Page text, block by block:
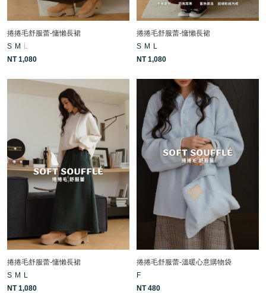
捲捲毛舒服蕾-慵懶長裙
S M L
NT 1,080
捲捲毛舒服蕾-慵懶長裙
S M L
NT 1,080
捲捲毛舒服蕾-慵懶長裙
S M
L
NT 1,080
捲捲毛舒服蕾-溫暖心意購物袋
F
NT 480